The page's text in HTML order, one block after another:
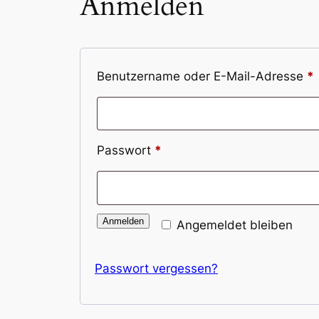
Benutzername oder E-Mail-Adresse *
Passwort *
Angemeldet bleiben
Anmelden
Passwort vergessen?